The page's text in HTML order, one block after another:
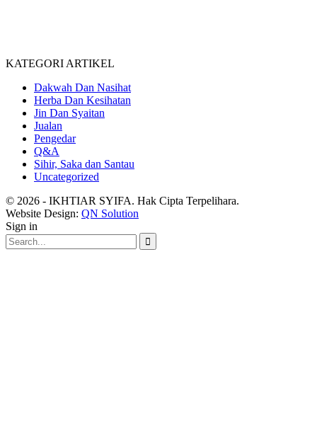
KATEGORI ARTIKEL
Dakwah Dan Nasihat
Herba Dan Kesihatan
Jin Dan Syaitan
Jualan
Pengedar
Q&A
Sihir, Saka dan Santau
Uncategorized
© 2026 - IKHTIAR SYIFA. Hak Cipta Terpelihara.
Website Design: QN Solution
Sign in